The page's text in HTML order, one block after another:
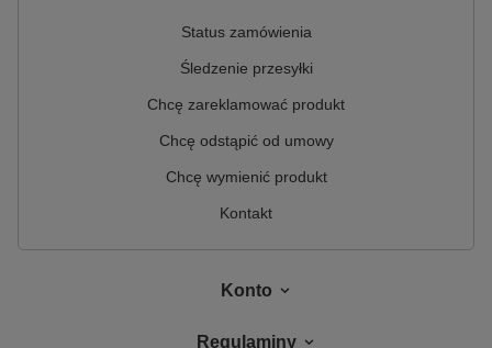
Status zamówienia
Śledzenie przesyłki
Chcę zareklamować produkt
Chcę odstąpić od umowy
Chcę wymienić produkt
Kontakt
Konto
Regulaminy